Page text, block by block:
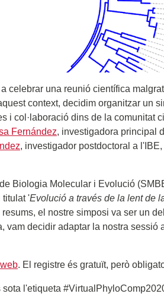
celebrar una reunió científica
context, decidim organitzar un
i col·laboració dins de la comunitat
Fernández, investigadora principal
, investigador postdoctoral a
Biologia Molecular i Evolució
titulat 'Evolució a través de la lent de
el nostre simposi va ser un
vam decidir adaptar la nostra sessió
. El registre és gratuït, però
l'etiqueta